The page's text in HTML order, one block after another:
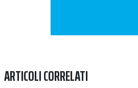
ARTICOLI CORRELATI